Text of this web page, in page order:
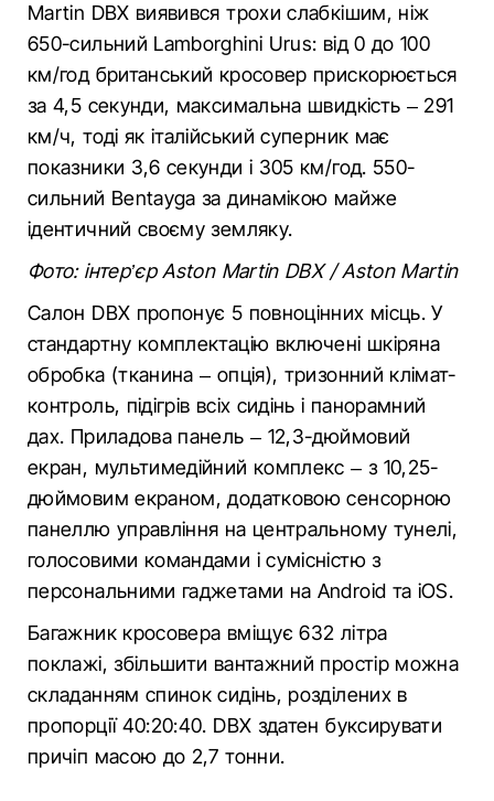
Martin DBX виявився трохи слабкішим, ніж
650-сильний Lamborghini Urus: від 0 до 100
км/год британський кросовер прискорюється
за 4,5 секунди, максимальна швидкість – 291
км/ч, тоді як італійський суперник має
показники 3,6 секунди і 305 км/год. 550-
сильний Bentayga за динамікою майже
ідентичний своєму земляку.
Фото: інтер’єр Aston Martin DBX / Aston Martin
Салон DBX пропонує 5 повноцінних місць. У
стандартну комплектацію включені шкіряна
обробка (тканина – опція), тризонний клімат-
контроль, підігрів всіх сидінь і панорамний
дах. Приладова панель – 12,3-дюймовий
екран, мультимедійний комплекс – з 10,25-
дюймовим екраном, додатковою сенсорною
панеллю управління на центральному тунелі,
голосовими командами і сумісністю з
персональними гаджетами на Android та іOS.
Багажник кросовера вміщує 632 літра
поклажі, збільшити вантажний простір можна
складанням спинок сидінь, розділених в
пропорції 40:20:40. DBX здатен буксирувати
причіп масою до 2,7 тонни.